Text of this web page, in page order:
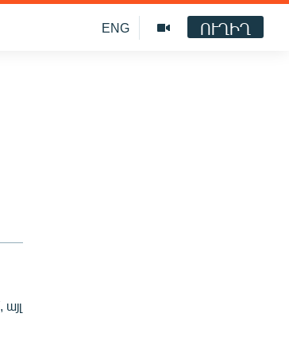
ENG ՈՒՂԻՂ